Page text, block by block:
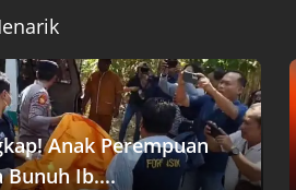
Anak Perempuan
Bunuh Ib....